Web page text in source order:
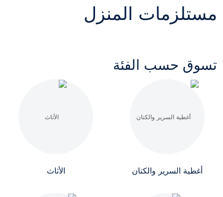
مستلزمات المنزل
تسوق حسب الفئة
أغطية السرير والكتان الأثاث